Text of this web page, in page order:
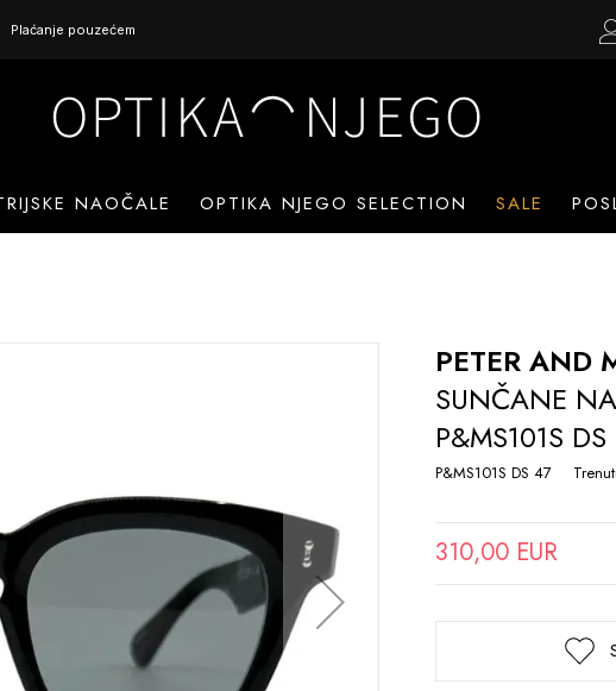
Plaćanje pouzećem
NAOČALE OPTIKA NJEGO SELECTION SALE
PETER AND
SUNČANE
P&MS101S
P&MS101S DS 47
310,00 EUR